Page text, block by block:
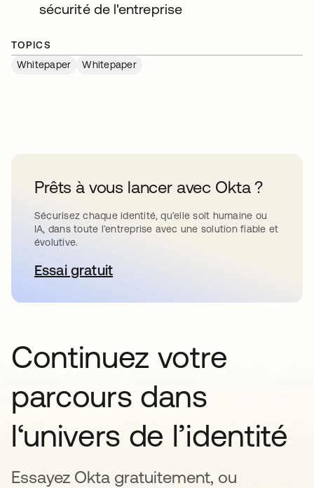
sécurité de l'entreprise
TOPICS
Whitepaper
Whitepaper
Prêts à vous lancer avec Okta ?
Sécurisez chaque identité, qu’elle soit humaine ou
IA, dans toute l’entreprise avec une solution fiable et
évolutive.
Essai gratuits’ouvre dans un nouvel onglet
Continuez votre
parcours dans
l‘univers de l’identité
Essayez Okta gratuitement, ou